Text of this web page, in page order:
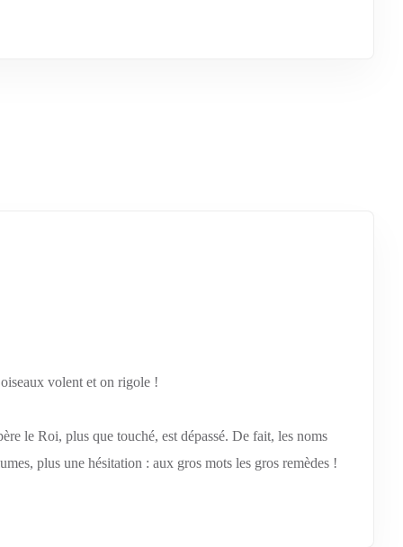
volent et on rigole !
le Roi, plus que touché, est dépassé. De fait, les noms
plus une hésitation : aux gros mots les gros remèdes !